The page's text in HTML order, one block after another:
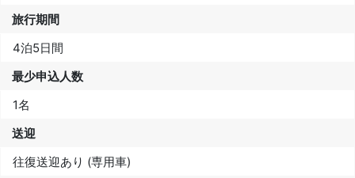
旅行期間
4泊5日間
最少申込人数
1名
送迎
往復送迎あり (専用車)